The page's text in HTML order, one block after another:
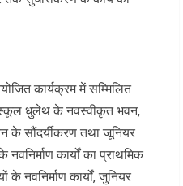
कार्यक्रम में सम्मिलित
धुलेथ के नवस्वीकृत भवन,
के सौंदर्यीकरण तथा जूनियर
कार्यों का प्राथमिक
के नवनिर्माण कार्यों, जुनियर